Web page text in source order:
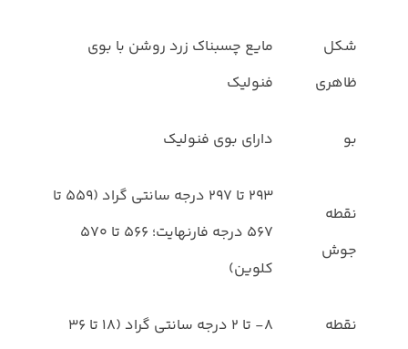
شکل
ظاهری
مایع چسبناک زرد روشن با بوی
فنولیک
بو دارای بوی فنولیک
نقطه
جوش
293 تا 297 درجه سانتی گراد (559 تا
567 درجه فارنهایت؛ 566 تا 570
کلوین)
نقطه
8- تا 2 درجه سانتی گراد (18 تا 36